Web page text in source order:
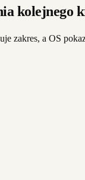
kolejnego
zakres, a OS